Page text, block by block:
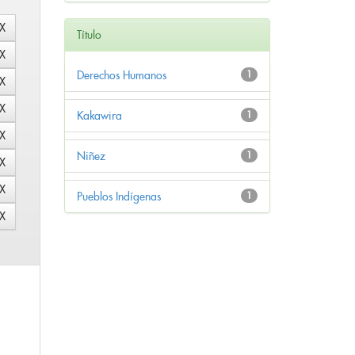
Título
1
Derechos Humanos
1
Kakawira
1
Niñez
1
Pueblos Indígenas